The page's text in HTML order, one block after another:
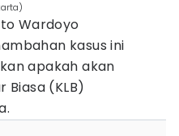
Wardoyo
kasus ini
apakah akan
Biasa (KLB)